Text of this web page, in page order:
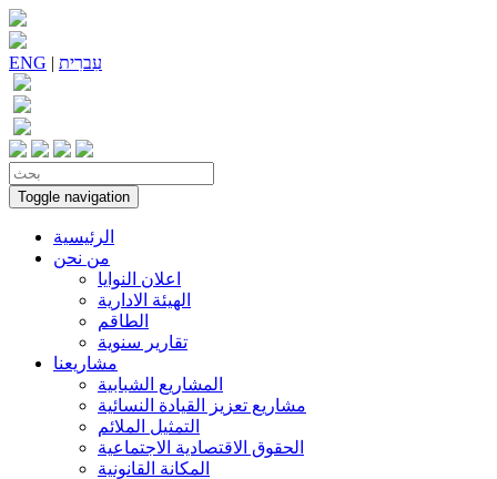
ENG | עִברִית
Toggle navigation
الرئيسية
من نحن
اعلان النوايا
الهيئة الادارية
الطاقم
تقارير سنوية
مشاريعنا
المشاريع الشبابية
مشاريع تعزيز القيادة النسائية
التمثيل الملائم
الحقوق الاقتصادية الاجتماعية
المكانة القانونية